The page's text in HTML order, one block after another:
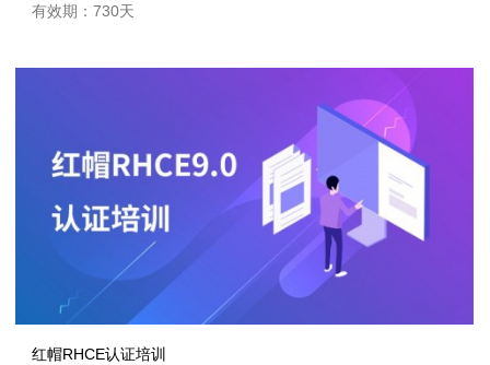
有效期：730天
红帽RHCE认证培训